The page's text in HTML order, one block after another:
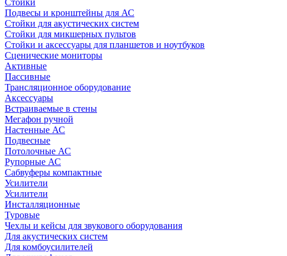
Стойки
Подвесы и кронштейны для АС
Стойки для акустических систем
Стойки для микшерных пультов
Стойки и аксессуары для планшетов и ноутбуков
Сценические мониторы
Активные
Пассивные
Трансляционное оборудование
Аксессуары
Встраиваемые в стены
Мегафон ручной
Настенные АС
Подвесные
Потолочные АС
Рупорные АС
Сабвуферы компактные
Усилители
Усилители
Инсталляционные
Туровые
Чехлы и кейсы для звукового оборудования
Для акустических систем
Для комбоусилителей